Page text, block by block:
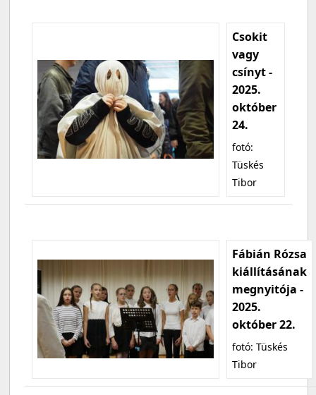
Csokit
vagy
csínyt -
2025.
október
24.
fotó:
Tüskés
Tibor
Fábián Rózsa
kiállításának
megnyitója -
2025.
október 22.
fotó: Tüskés
Tibor